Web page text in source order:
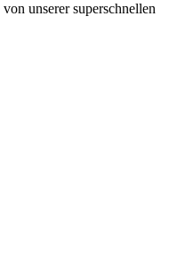
unserer superschnellen